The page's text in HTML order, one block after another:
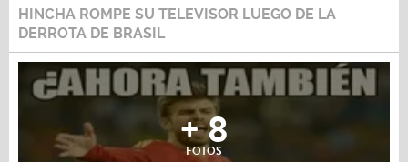
HINCHA ROMPE SU TELEVISOR LUEGO DE LA
DERROTA DE BRASIL
+ 8
FOTOS